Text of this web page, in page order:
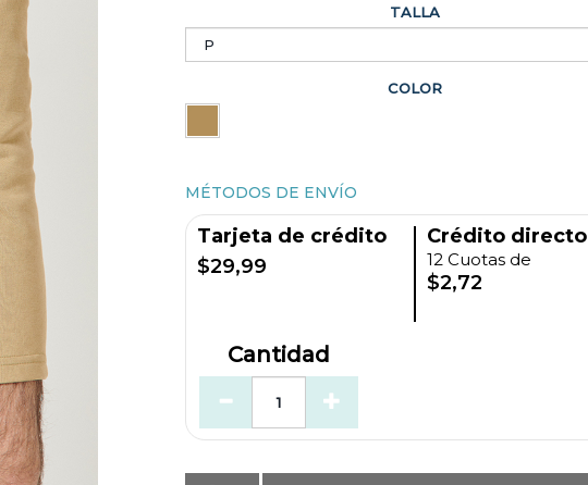
TALLA
COLOR
MÉTODOS DE ENVÍO
Tarjeta de crédito
$29,99
Crédito directo
12 Cuotas de
$2,72
Cantidad